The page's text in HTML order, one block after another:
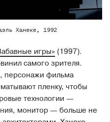
Ханеке, 1992
игры» (1997).
самого зрителя.
персонажи фильма
пленку, чтобы
технологии —
монитор — больше не